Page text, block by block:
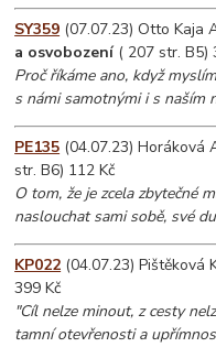
SY359 (07.07.23) Otto Kaja
a osvobození( 207 str. B5)
Proč říkáme ano, když
s námi samotnými i s naším
PE135 (04.07.23) Horáková
str. B6) 112 Kč
O tom, že je zcela zbytečné
naslouchat sami sobě, své
KP022 (04.07.23) Pištěková
399 Kč
"Cíl nelze minout, z cesty
tamní otevřenosti a